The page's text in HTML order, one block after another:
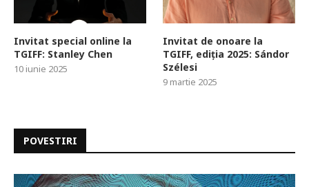
Invitat special online la
TGIFF: Stanley Chen
10 iunie 2025
Invitat de onoare la
TGIFF, ediția 2025: Sándor
Szélesi
9 martie 2025
POVESTIRI